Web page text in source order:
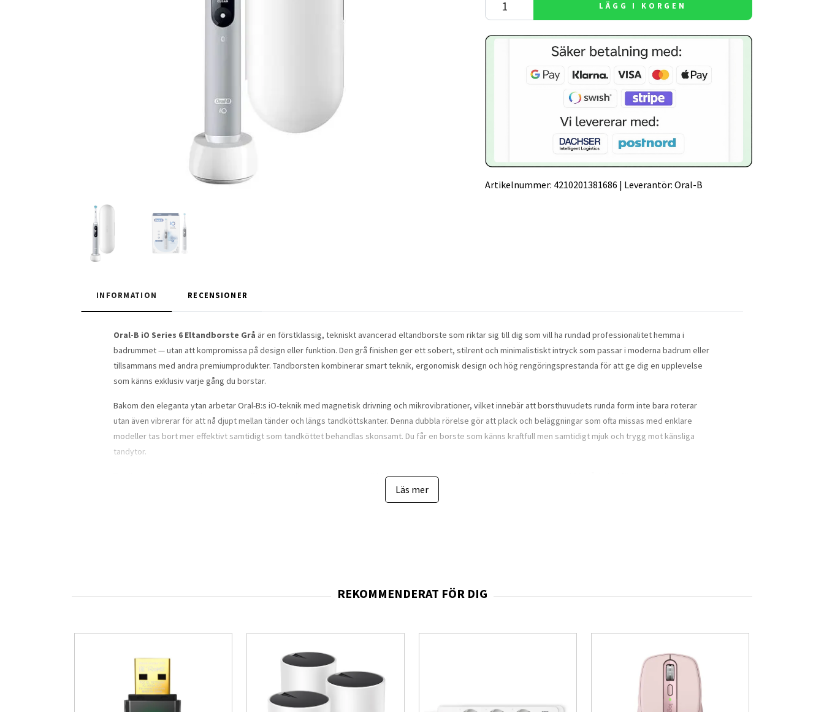
LÄGG I KORGEN
Artikelnummer: 4210201381686 | Leverantör: Oral-B
INFORMATION RECENSIONER
Oral-B iO Series 6 Eltandborste Grå är en förstklassig, tekniskt avancerad eltandborste som riktar sig till dig som vill ha rundad professionalitet hemma i
badrummet — utan att kompromissa på design eller funktion. Den grå finishen ger ett sobert, stilrent och minimalistiskt intryck som passar i moderna badrum eller
tillsammans med andra premiumprodukter. Tandborsten kombinerar smart teknik, ergonomisk design och hög rengöringsprestanda för att ge dig en upplevelse
som känns exklusiv varje gång du borstar.
Bakom den eleganta ytan arbetar Oral-B:s iO-teknik med magnetisk drivning och mikrovibrationer, vilket innebär att borsthuvudets runda form inte bara roterar
utan även vibrerar för att nå djupt mellan tänder och längs tandköttskanter. Denna dubbla rörelse gör att plack och beläggningar som ofta missas med enklare
modeller tas bort mer effektivt samtidigt som tandköttet behandlas skonsamt. Du får en borste som känns kraftfull men samtidigt mjuk och trygg mot känsliga
tandytor.
som med hjälp av en LED-ring och display visar om du borstar med för hårt eller för löst tryck — grön
färg för optimalt tryck, rött för för hårt och vitt för för löst. Detta hjälper dig att utveckla en bättre borstteknik utan att behöva tänka för mycket, vilket är särskilt
värdefullt för personer med känsligt tandkött eller som vill undvika att skada emaljen. Tekniken bygger på rekommenderad borstningstid och korrekt tryck – två
Batteriet är uppladdningsbart med litiumjonteknik och klarar flera veckors användning på en enda laddning, vilket gör borsten lika praktisk vid resor som för
innehåller handtaget, ett borsthuvud och laddare – och oftast även resefodral beroende på variant. Produkten levereras med2 års garanti, vilket ger dig
Med Oral-B iO Series 6 Grå får du alltså en kombination av premiumkänsla, sofistikerad teknik och hög rengöringsprestanda – utan att behöva gå upp till de allra
dyraste toppmodellerna. Om du vill ha ett steg upp från enklare modeller och få mer ljudkontroll, fler lägen och smartare funktioner, är detta ett utmärkt val för
dig.
Läs mer